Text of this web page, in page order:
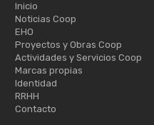
Inicio
Noticias Coop
EHO
Proyectos y Obras Coop
Actividades y Servicios Coop
Marcas propias
Identidad
RRHH
Contacto